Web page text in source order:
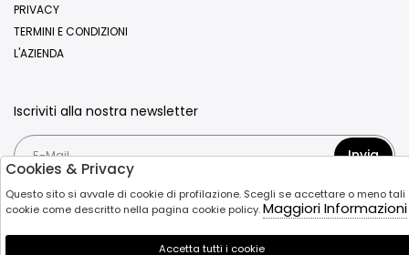
PRIVACY
TERMINI E CONDIZIONI
L'AZIENDA
Iscriviti alla nostra newsletter
Invia
Cookies & Privacy
Questo sito si avvale di cookie di profilazione. Scegli se accettare o meno tali
cookie come descritto nella pagina cookie policy.Maggiori Informazioni
Accetta tutti i cookie